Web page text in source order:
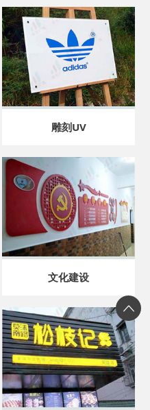
雕刻UV
文化建设